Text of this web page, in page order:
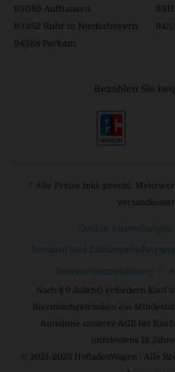
93089 Aufhausen
93352 Rohr in Niederbayern
94368 Perkam
Bezahlen Sie
* Alle Preise inkl. gesetzl.
Cookie-Einstellungen
Versand und
Datenschutzerklärung
Nach § 9 JuSchG erfordern Kauf
Biermischgetränken ein
Annahme unserer AGB bei
mindestens 18
© 2021-2023 HofladenWagen | Alle